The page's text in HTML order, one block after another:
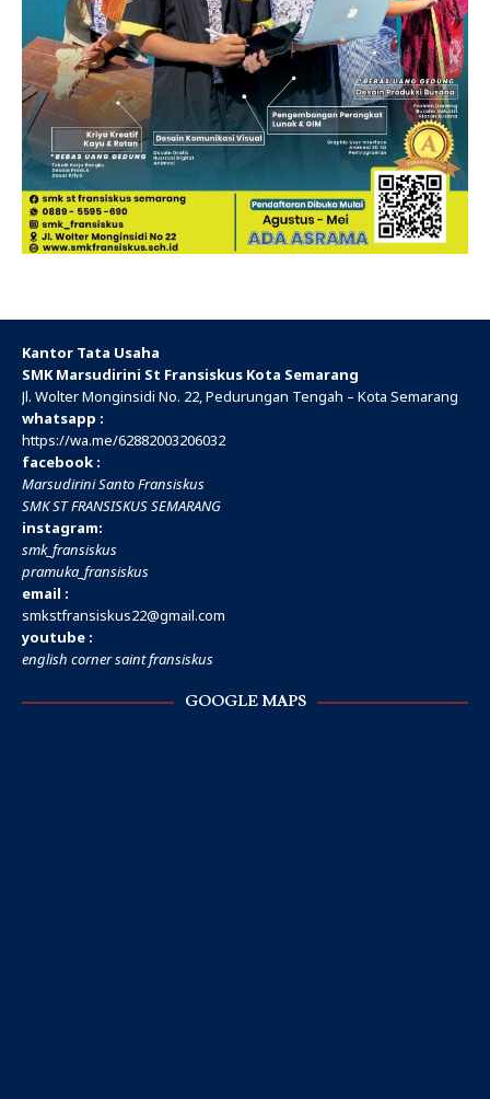
Kantor Tata Usaha
SMK Marsudirini St Fransiskus Kota Semarang
Jl. Wolter Monginsidi No. 22, Pedurungan Tengah – Kota Semarang
whatsapp :
https://wa.me/62882003206032
facebook :
Marsudirini Santo Fransiskus
SMK ST FRANSISKUS SEMARANG
instagram:
smk_fransiskus
pramuka_fransiskus
email :
smkstfransiskus22@gmail.com
youtube :
english corner saint fransiskus
GOOGLE MAPS